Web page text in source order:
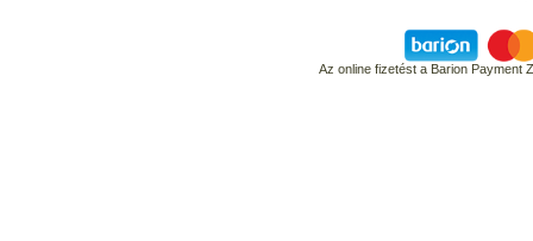
Az online fizetést a Barion Payment